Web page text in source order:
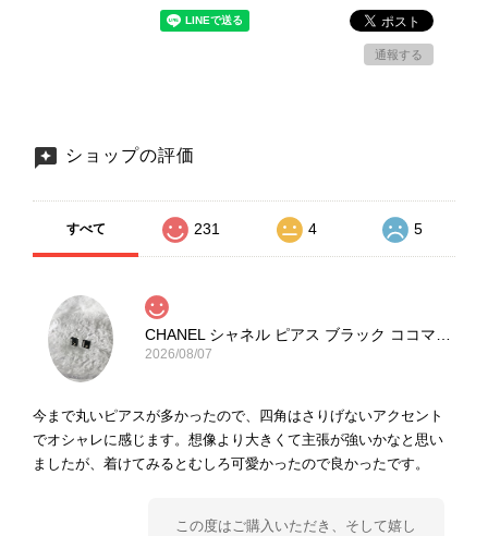
通報する
ショップの評価
すべて 231 4 5
2026/08/07
今まで丸いピアスが多かったので、四角はさりげないアクセント
でオシャレに感じます。想像より大きくて主張が強いかなと思い
ましたが、着けてみるとむしろ可愛かったので良かったです。
この度はご購入いただき、そして嬉し